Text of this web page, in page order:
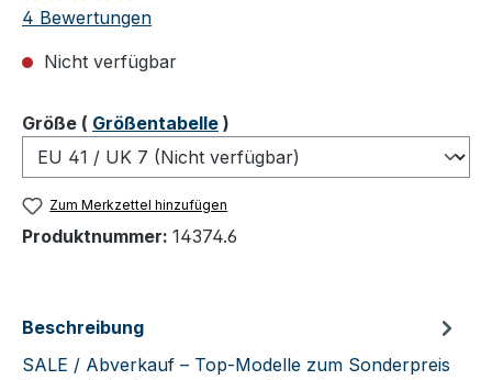
Durchschnittliche Bewertung von 5 von 5 Sternen
4 Bewertungen
Nicht verfügbar
Größeauswählen
( Größentabelle )
Zum Merkzettel hinzufügen
Produktnummer: 14374.6
Beschreibung
SALE / Abverkauf – Top-Modelle zum Sonderpreis